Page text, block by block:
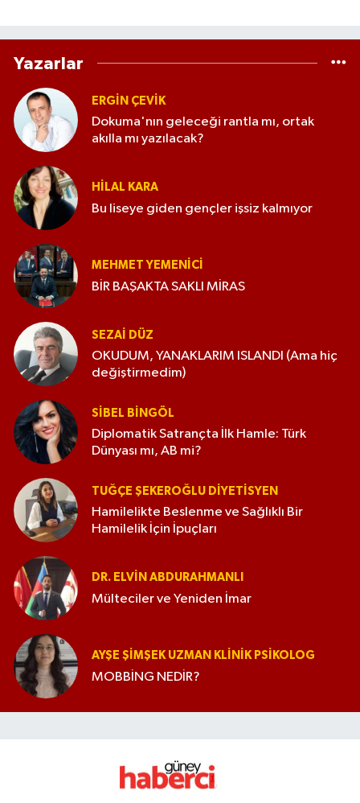
Yazarlar
ERGIN ÇEVİK
Dokuma'nın geleceği rantla mı, ortak
akılla mı yazılacak?
HILAL KARA
Bu liseye giden gençler işsiz kalmıyor
MEHMET YEMENICI
BİR BAŞAKTA SAKLI MİRAS
SEZAI DÜZ
OKUDUM, YANAKLARIM ISLANDI (Ama hiç
değiştirmedim)
SIBEL BINGÖL
Diplomatik Satrançta İlk Hamle: Türk
Dünyası mı, AB mi?
TUĞÇE ŞEKEROĞLU DIYETISYEN
Hamilelikte Beslenme ve Sağlıklı Bir
Hamilelik İçin İpuçları
DR. ELVIN ABDURAHMANLI
Mülteciler ve Yeniden İmar
AYŞE ŞIMŞEK UZMAN KLINIK PSIKOLOG
MOBBİNG NEDİR?